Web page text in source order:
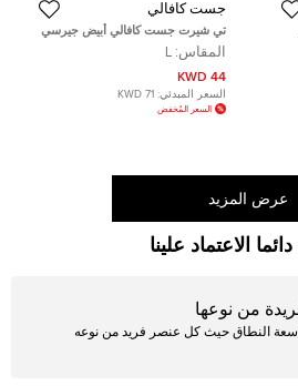
جست كافالي
تي شيرت جست كافالي أبيض جيرسي
مطرز بشعار مقاس كبير (لارج)
المقاس: L
44 KWD
السعر المبدئي: 71 KWD
السعر المُخفض
عرض المزيد
الاعتماد علينا
من نوعها
النطاق حيث كل عنصر فريد من نوعه